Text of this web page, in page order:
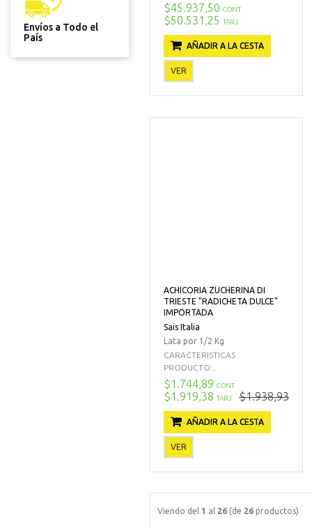
Envíos a Todo el
País
$45.937,50 CONT
$50.531,25 TARJ
AÑADIR A LA CESTA
VER
ACHICORIA ZUCHERINA DI
TRIESTE "RADICHETA DULCE"
IMPORTADA
Sais Italia
Lata por 1/2 Kg
CARACTERISTICAS
PRODUCTO:...
$1.744,89 CONT
$1.919,38 TARJ $1.938,93
AÑADIR A LA CESTA
VER
Viendo del 1 al 26 (de 26 productos)